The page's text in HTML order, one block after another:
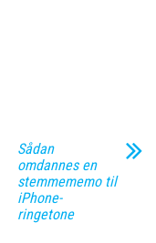
Sådan
omdannes en
stemmememo til
iPhone-
ringetone